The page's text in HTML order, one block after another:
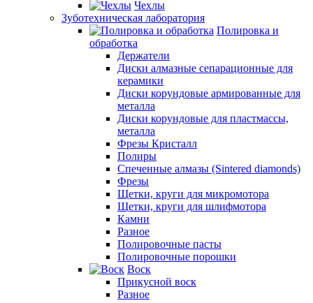
Чехлы
Зуботехническая лаборатория
Полировка и
обработка
Держатели
Диски алмазные сепарационные для
керамики
Диски корундовые армированные для
металла
Диски корундовые для пластмассы,
металла
Фрезы Кристалл
Полиры
Спеченные алмазы (Sintered diamonds)
Фрезы
Щетки, круги для микромотора
Щетки, круги для шлифмотора
Камни
Разное
Полировочные пасты
Полировочные порошки
Воск
Прикусной воск
Разное